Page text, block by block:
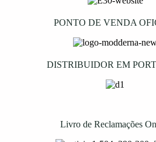
PONTO DE VENDA
DISTRIBUIDOR EM
Livro de Reclamações